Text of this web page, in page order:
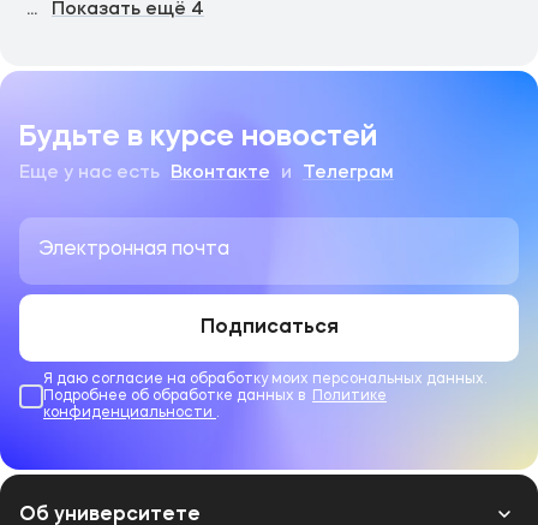
... Показать ещё 4
Будьте в курсе новостей
Еще у нас есть Вконтакте и Телеграм
Подписаться
Я даю согласие на обработку моих персональных данных.
Подробнее об обработке данных в
Политике
конфиденциальности .
Об университете